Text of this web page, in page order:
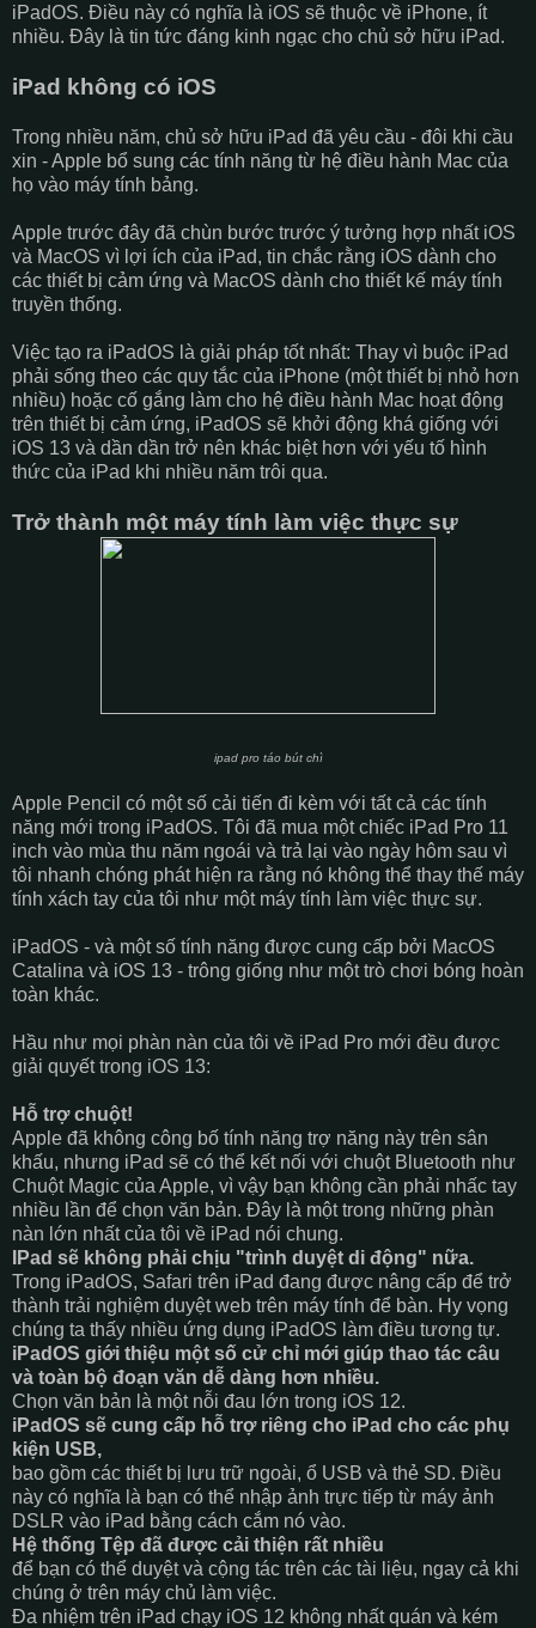
iPadOS. Điều này có nghĩa là iOS sẽ thuộc về iPhone, ít
nhiều. Đây là tin tức đáng kinh ngạc cho chủ sở hữu iPad.
iPad không có iOS
Trong nhiều năm, chủ sở hữu iPad đã yêu cầu - đôi khi cầu
xin - Apple bổ sung các tính năng từ hệ điều hành Mac của
họ vào máy tính bảng.
Apple trước đây đã chùn bước trước ý tưởng hợp nhất iOS
và MacOS vì lợi ích của iPad, tin chắc rằng iOS dành cho
các thiết bị cảm ứng và MacOS dành cho thiết kế máy tính
truyền thống.
Việc tạo ra iPadOS là giải pháp tốt nhất: Thay vì buộc iPad
phải sống theo các quy tắc của iPhone (một thiết bị nhỏ hơn
nhiều) hoặc cố gắng làm cho hệ điều hành Mac hoạt động
trên thiết bị cảm ứng, iPadOS sẽ khởi động khá giống với
iOS 13 và dần dần trở nên khác biệt hơn với yếu tố hình
thức của iPad khi nhiều năm trôi qua.
Trở thành một máy tính làm việc thực sự
ipad pro táo bút chì
Apple Pencil có một số cải tiến đi kèm với tất cả các tính
năng mới trong iPadOS. Tôi đã mua một chiếc iPad Pro 11
inch vào mùa thu năm ngoái và trả lại vào ngày hôm sau vì
tôi nhanh chóng phát hiện ra rằng nó không thể thay thế máy
tính xách tay của tôi như một máy tính làm việc thực sự.
iPadOS - và một số tính năng được cung cấp bởi MacOS
Catalina và iOS 13 - trông giống như một trò chơi bóng hoàn
toàn khác.
Hầu như mọi phàn nàn của tôi về iPad Pro mới đều được
giải quyết trong iOS 13:
Hỗ trợ chuột!
Apple đã không công bố tính năng trợ năng này trên sân
khấu, nhưng iPad sẽ có thể kết nối với chuột Bluetooth như
Chuột Magic của Apple, vì vậy bạn không cần phải nhấc tay
nhiều lần để chọn văn bản. Đây là một trong những phàn
nàn lớn nhất của tôi về iPad nói chung.
IPad sẽ không phải chịu "trình duyệt di động" nữa.
Trong iPadOS, Safari trên iPad đang được nâng cấp để trở
thành trải nghiệm duyệt web trên máy tính để bàn. Hy vọng
chúng ta thấy nhiều ứng dụng iPadOS làm điều tương tự.
iPadOS giới thiệu một số cử chỉ mới giúp thao tác câu
và toàn bộ đoạn văn dễ dàng hơn nhiều.
Chọn văn bản là một nỗi đau lớn trong iOS 12.
iPadOS sẽ cung cấp hỗ trợ riêng cho iPad cho các phụ
kiện USB,
bao gồm các thiết bị lưu trữ ngoài, ổ USB và thẻ SD. Điều
này có nghĩa là bạn có thể nhập ảnh trực tiếp từ máy ảnh
DSLR vào iPad bằng cách cắm nó vào.
Hệ thống Tệp đã được cải thiện rất nhiều
để bạn có thể duyệt và cộng tác trên các tài liệu, ngay cả khi
chúng ở trên máy chủ làm việc.
Đa nhiệm trên iPad chạy iOS 12 không nhất quán và kém